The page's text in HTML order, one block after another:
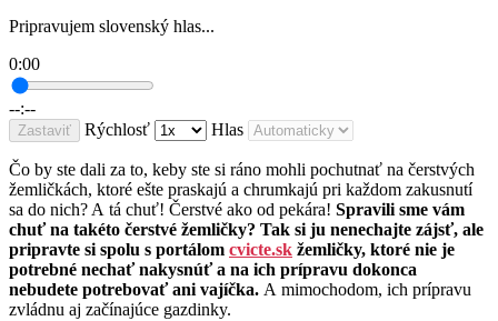
Pripravujem slovenský hlas...
0:00
--:--
Zastaviť Rýchlosť Hlas
Čo by ste dali za to, keby ste si ráno mohli pochutnať na čerstvých
žemličkách, ktoré ešte praskajú a chrumkajú pri každom zakusnutí
sa do nich? A tá chuť! Čerstvé ako od pekára! Spravili sme vám
chuť na takéto čerstvé žemličky? Tak si ju nenechajte zájsť, ale
pripravte si spolu s portálom cvicte.sk žemličky, ktoré nie je
potrebné nechať nakysnúť a na ich prípravu dokonca
nebudete potrebovať ani vajíčka. A mimochodom, ich prípravu
zvládnu aj začínajúce gazdinky.